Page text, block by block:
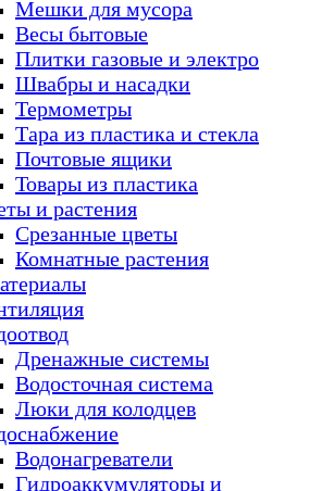
Мешки для мусора
Весы бытовые
Плитки газовые и электро
Швабры и насадки
Термометры
Тара из пластика и стекла
Почтовые ящики
Товары из пластика
и растения
Срезанные цветы
Комнатные растения
Дренажные системы
Водосточная система
Люки для колодцев
Водонагреватели
Гидроаккумуляторы и